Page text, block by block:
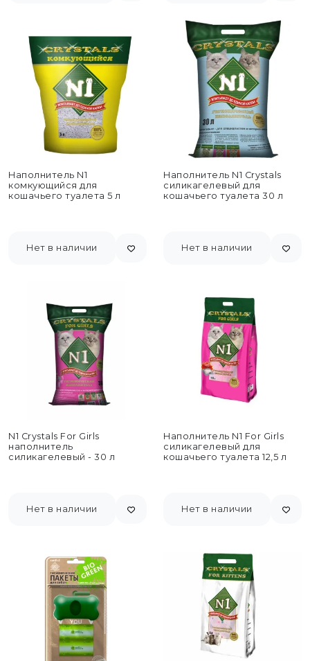
Наполнитель N1
комкующийся для
кошачьего туалета 5 л
Нет в наличии
Наполнитель N1 Crystals
силикагелевый для
кошачьего туалета 30 л
Нет в наличии
N1 Crystals For Girls
наполнитель
силикагелевый - 30 л
Нет в наличии
Наполнитель N1 For Girls
силикагелевый для
кошачьего туалета 12,5 л
Нет в наличии